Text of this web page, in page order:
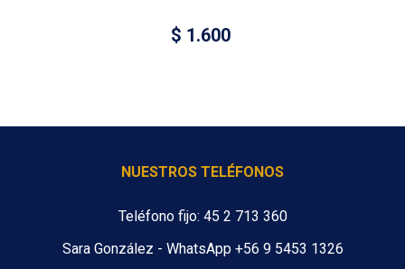
$ 1.600
NUESTROS TELÉFONOS
Teléfono fijo: 45 2 713 360
Sara González - WhatsApp +56 9 5453 1326